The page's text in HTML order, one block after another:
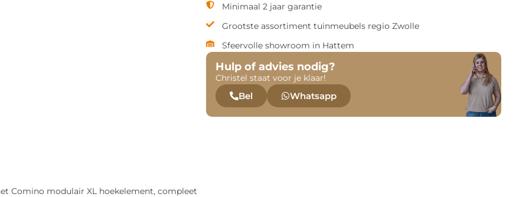
Minimaal 2 jaar garantie
Grootste assortiment tuinmeubels regio Zwolle
Sfeervolle showroom in Hattem
Hulp of advies nodig?
Christel staat voor je klaar!
Bel Whatsapp
Comino modulair XL hoekelement, compleet